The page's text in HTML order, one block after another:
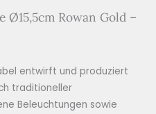
Ø15,5cm Rowan Gold –
entwirft und produziert
traditioneller
Beleuchtungen sowie